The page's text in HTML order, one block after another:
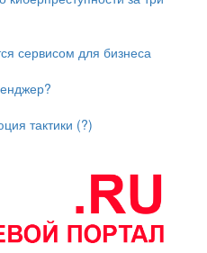
сервисом для бизнеса
тактики (?)